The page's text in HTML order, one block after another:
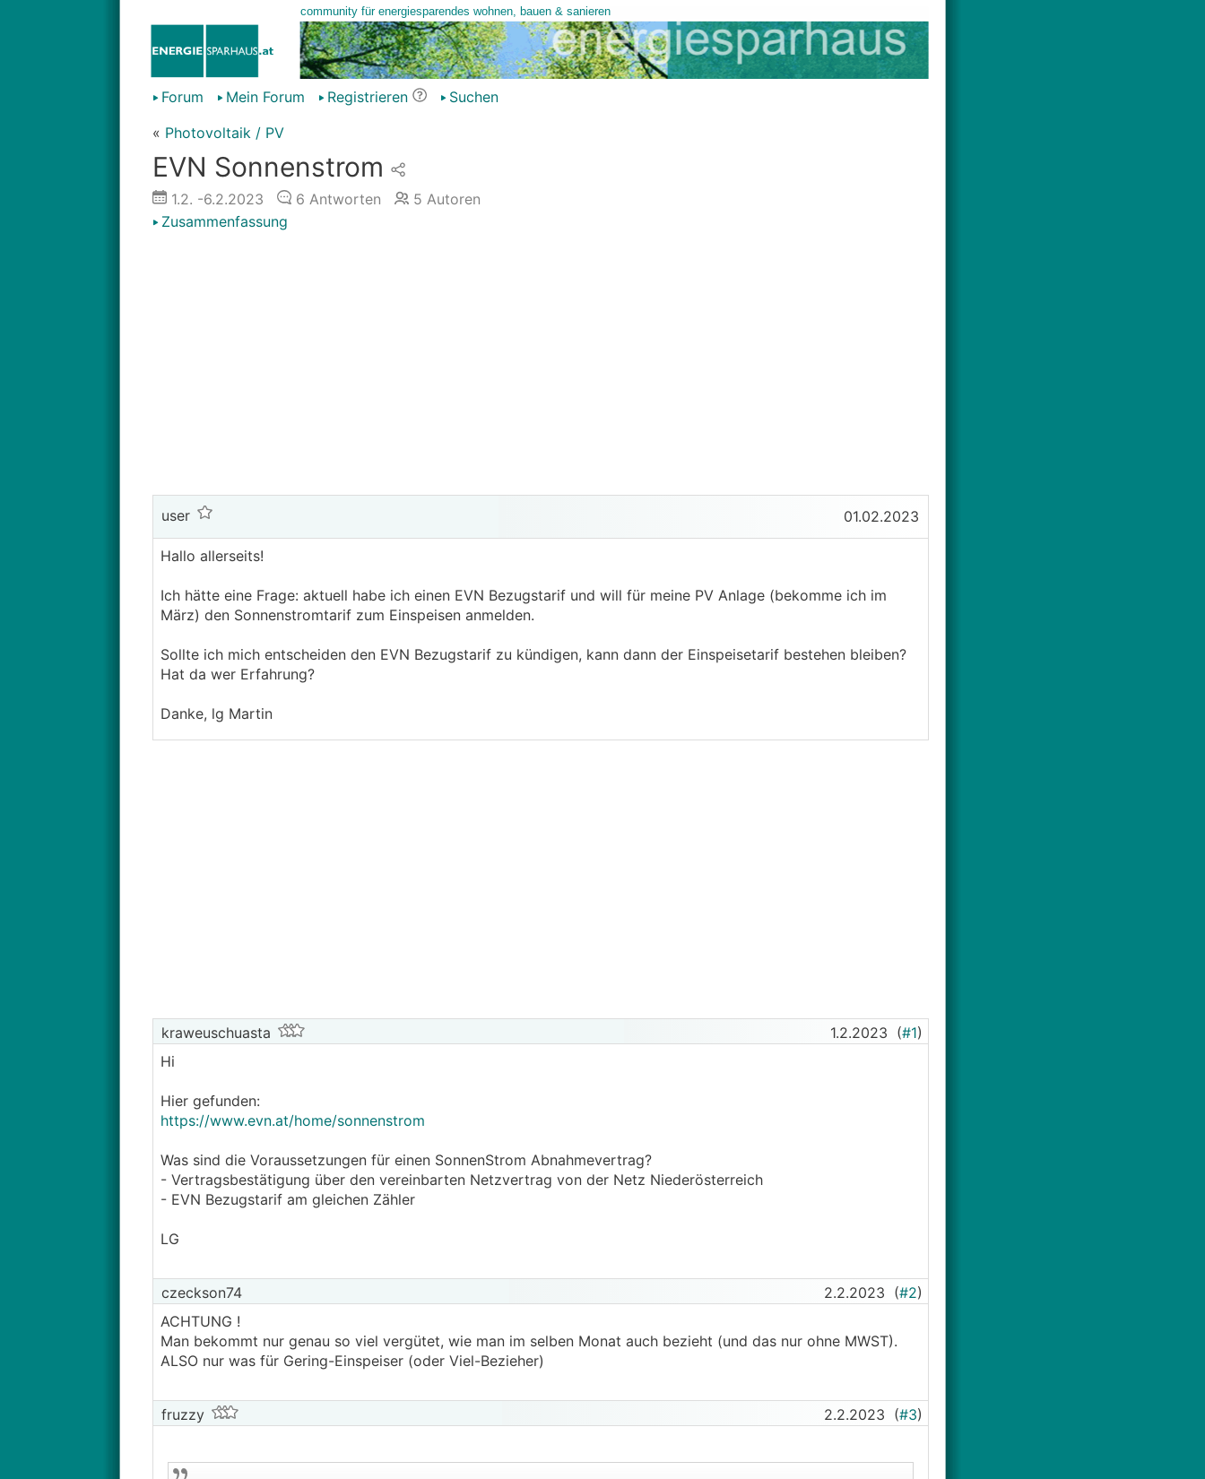
Forum Mein Forum Registrieren
Suchen
« Photovoltaik / PV
EVN Sonnenstrom
1.2. -6.2.2023 6 Antworten 5 Autoren
Zusammenfassung
user 01.02.2023
Hallo allerseits!
Ich hätte eine Frage: aktuell habe ich einen EVN Bezugstarif und will für meine PV Anlage (bekomme ich im
März) den Sonnenstromtarif zum Einspeisen anmelden.
Sollte ich mich entscheiden den EVN Bezugstarif zu kündigen, kann dann der Einspeisetarif bestehen bleiben?
Hat da wer Erfahrung?
Danke, lg Martin
kraweuschuasta 1.2.2023 (#1)
Hi
Hier gefunden:
https://www.evn.at/home/sonnenstrom
Was sind die Voraussetzungen für einen SonnenStrom Abnahmevertrag?
- Vertragsbestätigung über den vereinbarten Netzvertrag von der Netz Niederösterreich
- EVN Bezugstarif am gleichen Zähler
LG
czeckson74 2.2.2023 (#2)
ACHTUNG !
Man bekommt nur genau so viel vergütet, wie man im selben Monat auch bezieht (und das nur ohne MWST).
ALSO nur was für Gering-Einspeiser (oder Viel-Bezieher)
fruzzy 2.2.2023 (#3)